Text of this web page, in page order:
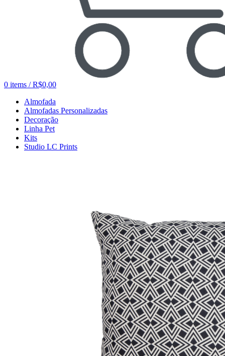
0 items / R$0,00
Almofada
Almofadas Personalizadas
Decoração
Linha Pet
Kits
Studio LC Prints